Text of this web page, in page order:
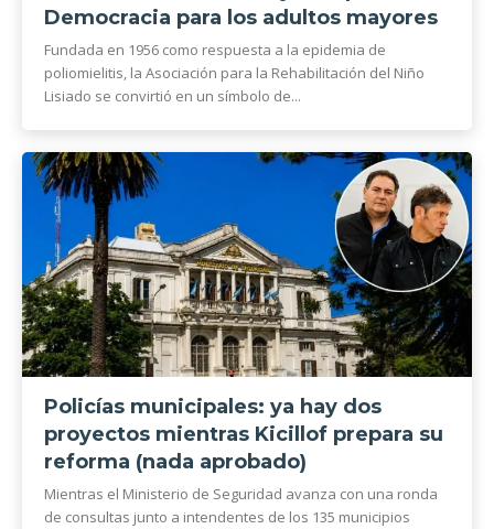
Democracia para los adultos mayores
Fundada en 1956 como respuesta a la epidemia de
poliomielitis, la Asociación para la Rehabilitación del Niño
Lisiado se convirtió en un símbolo de...
Policías municipales: ya hay dos
proyectos mientras Kicillof prepara su
reforma (nada aprobado)
Mientras el Ministerio de Seguridad avanza con una ronda
de consultas junto a intendentes de los 135 municipios